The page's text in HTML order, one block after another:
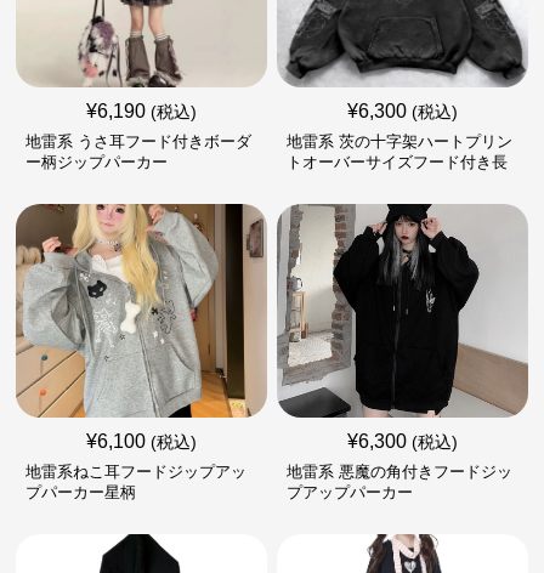
¥6,190 (税込)
地雷系 うさ耳フード付きボーダ
ー柄ジップパーカー
¥6,300 (税込)
地雷系 茨の十字架ハートプリン
トオーバーサイズフード付き長
¥6,100 (税込)
地雷系ねこ耳フードジップアッ
プパーカー星柄
¥6,300 (税込)
地雷系 悪魔の角付きフードジッ
プアップパーカー